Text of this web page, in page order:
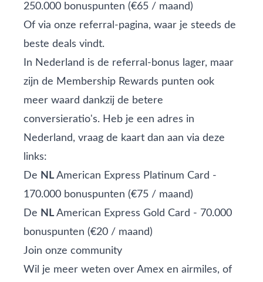
250.000 bonuspunten (€65 / maand)
Of via onze referral-pagina, waar je steeds de
beste deals vindt.
In Nederland is de referral-bonus lager, maar
zijn de Membership Rewards punten ook
meer waard dankzij de betere
conversieratio's. Heb je een adres in
Nederland, vraag de kaart dan aan via deze
links:
De NL American Express Platinum Card -
170.000 bonuspunten (€75 / maand)
De NL American Express Gold Card - 70.000
bonuspunten (€20 / maand)
Join onze community
Wil je meer weten over Amex en airmiles, of